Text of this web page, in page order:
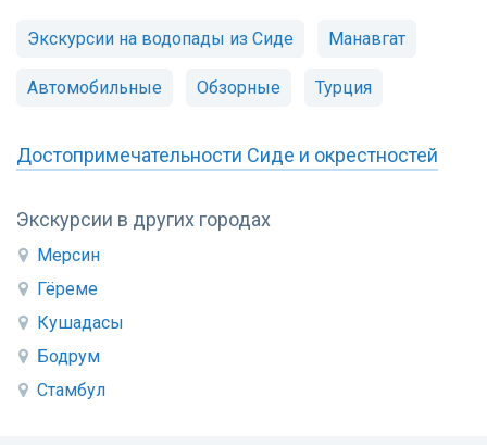
Экскурсии в других городах
Мерсин
Гёреме
Кушадасы
Бодрум
Стамбул
Экскурсии на водопады из Сиде Манавгат
Автомобильные Обзорные Турция
Достопримечательности Сиде и окрестностей